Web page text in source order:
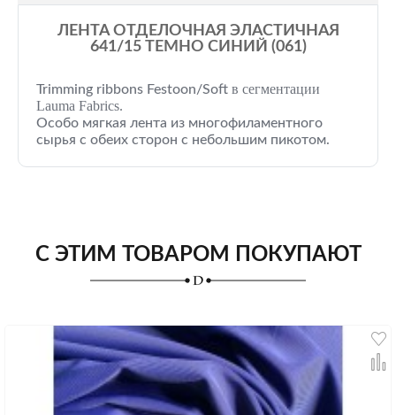
ЛЕНТА ОТДЕЛОЧНАЯ ЭЛАСТИЧНАЯ
641/15 ТЕМНО СИНИЙ (061)
Trimming ribbons Festoon/Soft в сегментации
Lauma Fabrics.
Особо мягкая лента из многофиламентного
сырья с обеих сторон с небольшим пикотом.
С ЭТИМ ТОВАРОМ ПОКУПАЮТ